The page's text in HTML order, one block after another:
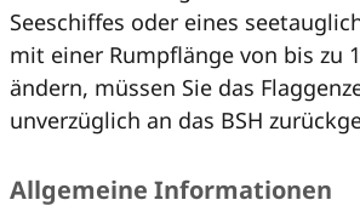
Seeschiffes oder eines
mit einer Rumpflänge von bis zu
ändern, müssen Sie das
unverzüglich an das BSH
Allgemeine Informationen